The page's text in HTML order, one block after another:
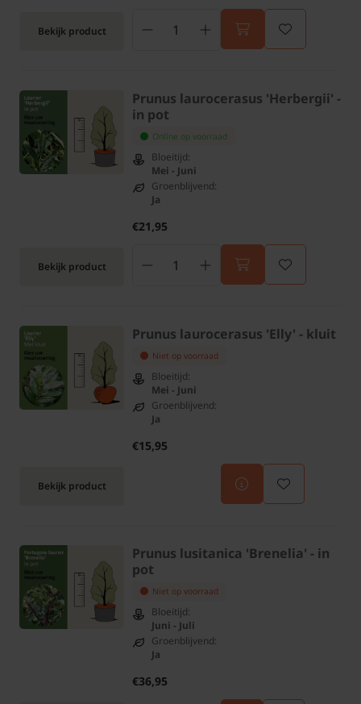
Bekijk product
Bekijk product
Prunus laurocerasus 'Herbergii' -
in pot
Online op voorraad
Bloeitijd:
Mei - Juni
Groenblijvend:
Ja
€21,95
Bekijk product
Prunus laurocerasus 'Elly' - kluit
Niet op voorraad
Bloeitijd:
Mei - Juni
Groenblijvend:
Ja
€15,95
Prunus lusitanica 'Brenelia' - in
pot
Niet op voorraad
Bloeitijd:
Juni - Juli
Groenblijvend:
Ja
€36,95